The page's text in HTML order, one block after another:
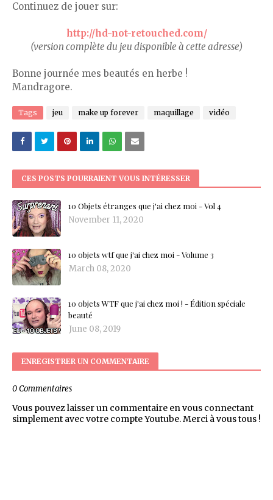
Continuez de jouer sur:
http://hd-not-retouched.com/
(version complète du jeu disponible à cette adresse)
Bonne journée mes beautés en herbe !
Mandragore.
Tags jeu make up forever maquillage vidéo
CES POSTS POURRAIENT VOUS INTÉRESSER
10 Objets étranges que j'ai chez moi - Vol 4
November 11, 2020
10 objets wtf que j'ai chez moi - Volume 3
March 08, 2020
10 objets WTF que j'ai chez moi ! - Édition spéciale
beauté
June 08, 2019
ENREGISTRER UN COMMENTAIRE
0 Commentaires
Vous pouvez laisser un commentaire en vous connectant
simplement avec votre compte Youtube. Merci à vous tous !